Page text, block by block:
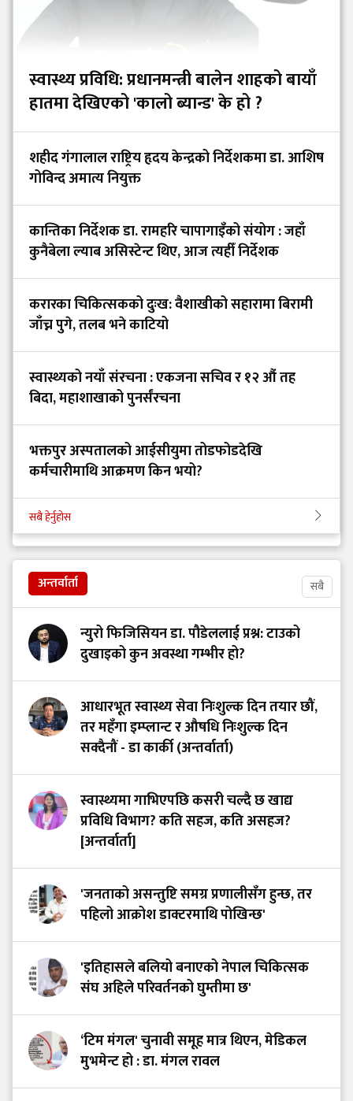
स्वास्थ्य प्रविधि: प्रधानमन्त्री बालेन शाहको बायाँ
हातमा देखिएको 'कालो ब्यान्ड' के हो ?
शहीद गंगालाल राष्ट्रिय हृदय केन्द्रको निर्देशकमा डा. आशिष
गोविन्द अमात्य नियुक्त
कान्तिका निर्देशक डा. रामहरि चापागाइँको संयोग : जहाँ
कुनैबेला ल्याब असिस्टेन्ट थिए, आज त्यहीँ निर्देशक
करारका चिकित्सकको दुःख: वैशाखीको सहारामा बिरामी
जाँच्न पुगे, तलब भने काटियो
स्वास्थ्यको नयाँ संरचना : एकजना सचिव र १२ औं तह
बिदा, महाशाखाको पुनर्संरचना
भक्तपुर अस्पतालको आईसीयुमा तोडफोडदेखि
कर्मचारीमाथि आक्रमण किन भयो?
सबै हेर्नुहोस
अन्तर्वार्ता सबै
न्युरो फिजिसियन डा. पौडेललाई प्रश्न: टाउको
दुखाइको कुन अवस्था गम्भीर हो?
आधारभूत स्वास्थ्य सेवा निःशुल्क दिन तयार छौं,
तर महँगा इम्प्लान्ट र औषधि निःशुल्क दिन
सक्दैनौं - डा कार्की (अन्तर्वार्ता)
स्वास्थ्यमा गाभिएपछि कसरी चल्दै छ खाद्य
प्रविधि विभाग? कति सहज, कति असहज?
[अन्तर्वार्ता]
'जनताको असन्तुष्टि समग्र प्रणालीसँग हुन्छ, तर
पहिलो आक्रोश डाक्टरमाथि पोखिन्छ'
'इतिहासले बलियो बनाएको नेपाल चिकित्सक
संघ अहिले परिवर्तनको घुम्तीमा छ'
‘टिम मंगल' चुनावी समूह मात्र थिएन, मेडिकल
मुभमेन्ट हो : डा. मंगल रावल